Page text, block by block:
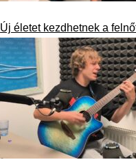
Új életet kezdhetnek a